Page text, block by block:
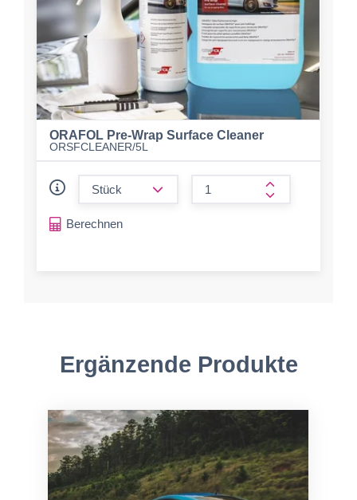
ORAFOL Pre-Wrap Surface Cleaner
ORSFCLEANER/5L
form.increase-
Berechnen
Ergänzende Produkte